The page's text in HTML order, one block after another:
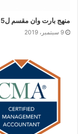
منهج بارت وان مقسم ل5 أجزاء
9 سبتمبر، 2019